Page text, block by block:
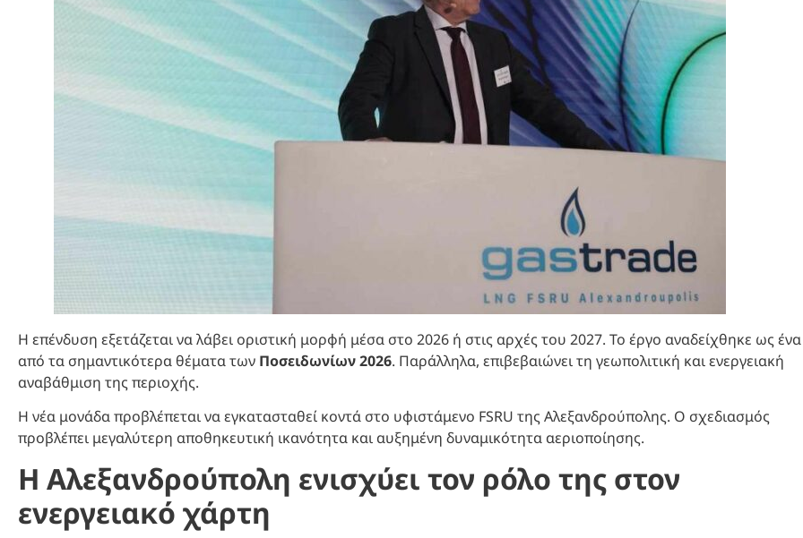
Η επένδυση εξετάζεται να λάβει οριστική μορφή μέσα στο 2026 ή στις αρχές του 2027. Το έργο αναδείχθηκε ως ένα
από τα σημαντικότερα θέματα των Ποσειδωνίων 2026. Παράλληλα, επιβεβαιώνει τη γεωπολιτική και ενεργειακή
αναβάθμιση της περιοχής.
Η νέα μονάδα προβλέπεται να εγκατασταθεί κοντά στο υφιστάμενο FSRU της Αλεξανδρούπολης. Ο σχεδιασμός
προβλέπει μεγαλύτερη αποθηκευτική ικανότητα και αυξημένη δυναμικότητα αεριοποίησης.
Η Αλεξανδρούπολη ενισχύει τον ρόλο της στον
ενεργειακό χάρτη